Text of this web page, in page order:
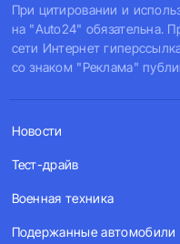
При цитировании и
на "Auto24" обязательна.
сети Интернет
со знаком "Реклама"
Новости
Тест-драйв
Военная техника
Подержанные автомобили